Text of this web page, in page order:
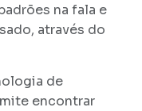
na fala e
através do
de
encontrar